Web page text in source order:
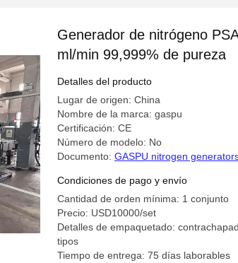
Generador de nitrógeno
ml/min 99,999% de pureza
Detalles del producto
Lugar de origen: China
Nombre de la marca: gaspu
Certificación: CE
Número de modelo: No
Documento: GASPU nitrogen
Condiciones de pago y envío
Cantidad de orden mínima: 1 conjunto
Precio: USD10000/set
Detalles de empaquetado:
tipos
Tiempo de entrega: 75 días laborables